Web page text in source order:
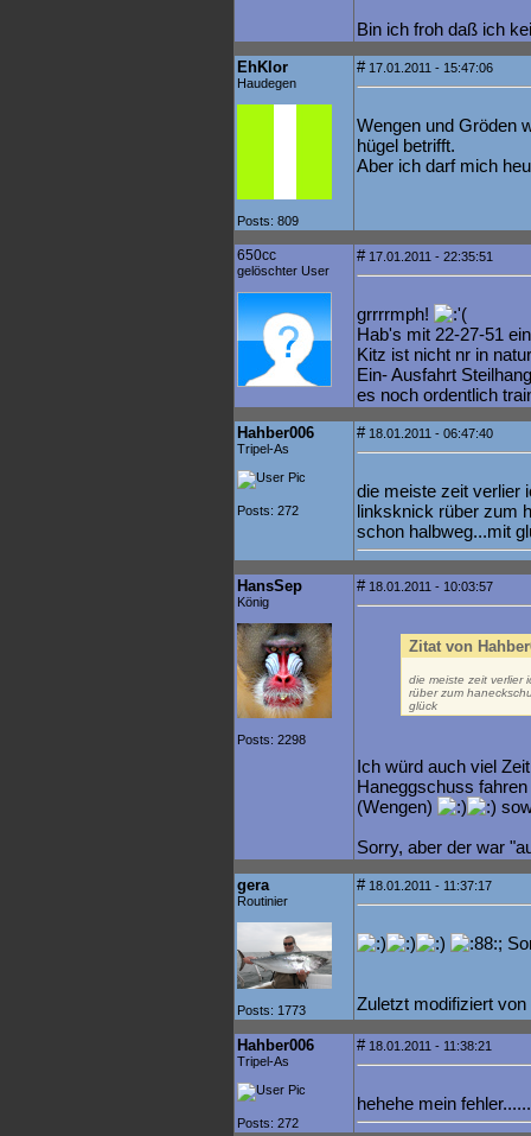
Bin ich froh daß ich
EhKlor
Haudegen
Posts: 809
#17.01.2011 - 15:47:06
Wengen und Gröden
hügel betrifft.
Aber ich darf mich
650cc
gelöschter User
#17.01.2011 - 22:35:51
grrrrmph!
Hab's mit 22-27-51
Kitz ist nicht nr in
Ein- Ausfahrt
es noch ordentlich
Hahber006
Tripel-As
Posts: 272
#18.01.2011 - 06:47:40
die meiste zeit verlier
linksknick rüber zum
schon halbweg...mit
HansSep
König
Posts: 2298
#18.01.2011 - 10:03:57
Zitat von
die meiste zeit verlier
rüber zum
glück
Ich würd auch viel
Haneggschuss
(Wengen)
Sorry, aber der war
gera
Routinier
Posts: 1773
#18.01.2011 - 11:37:17
;
Zuletzt modifiziert von
Hahber006
Tripel-As
Posts: 272
#18.01.2011 - 11:38:21
hehehe mein